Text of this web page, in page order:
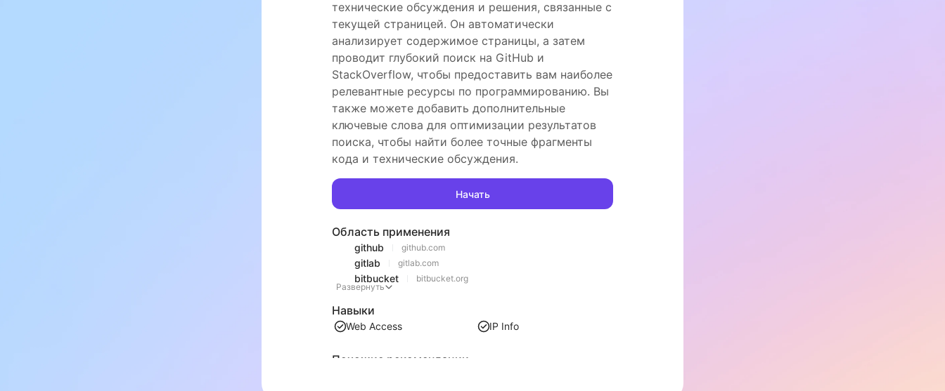
технические обсуждения и решения, связанные с
текущей страницей. Он автоматически
анализирует содержимое страницы, а затем
проводит глубокий поиск на GitHub и
StackOverflow, чтобы предоставить вам наиболее
релевантные ресурсы по программированию. Вы
также можете добавить дополнительные
ключевые слова для оптимизации результатов
поиска, чтобы найти более точные фрагменты
кода и технические обсуждения.
Начать
Область применения
github github.com
gitlab gitlab.com
bitbucket
bitbucket.org
Развернуть
Навыки
Web Access IP Info
Похожие рекомендации